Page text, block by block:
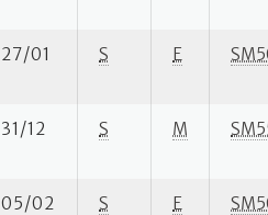
27/01 S E
31/12 S M
05/02 S E